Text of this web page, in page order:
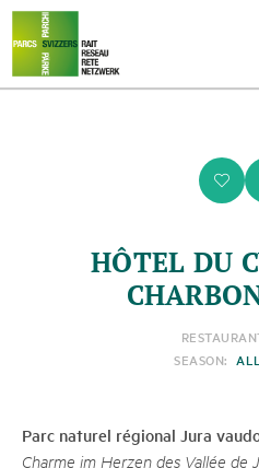
Navigating
the
Swiss
parks
Quick
navigation
To the main content
To the mobile navigation
To search
To the footer
To the sitemap
i
HÔTEL DU
SEASON:
Parc naturel régional Jura
Charme im Herzen des Vallée de